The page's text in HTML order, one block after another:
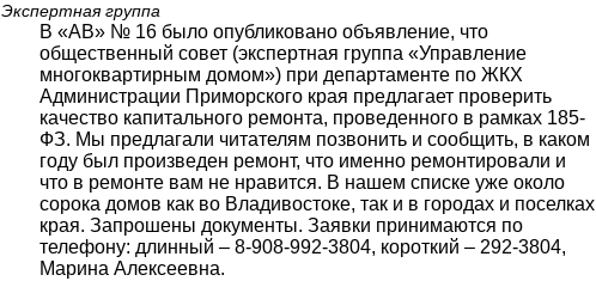
Экспертная группа
В «АВ» № 16 было опубликовано объявление, что
общественный совет (экспертная группа «Управление
многоквартирным домом») при департаменте по ЖКХ
Администрации Приморского края предлагает проверить
качество капитального ремонта, проведенного в рамках 185-
ФЗ. Мы предлагали читателям позвонить и сообщить, в каком
году был произведен ремонт, что именно ремонтировали и
что в ремонте вам не нравится. В нашем списке уже около
сорока домов как во Владивостоке, так и в городах и поселках
края. Запрошены документы. Заявки принимаются по
телефону: длинный – 8-908-992-3804, короткий – 292-3804,
Марина Алексеевна.